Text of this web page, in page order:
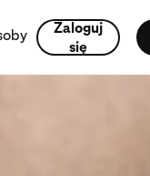
Zaloguj
się